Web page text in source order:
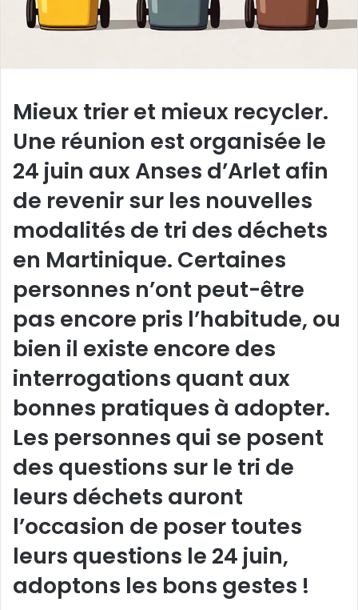
Mieux trier et mieux recycler.
Une réunion est organisée le
24 juin aux Anses d’Arlet afin
de revenir sur les nouvelles
modalités de tri des déchets
en Martinique. Certaines
personnes n’ont peut-être
pas encore pris l’habitude, ou
bien il existe encore des
interrogations quant aux
bonnes pratiques à adopter.
Les personnes qui se posent
des questions sur le tri de
leurs déchets auront
l’occasion de poser toutes
leurs questions le 24 juin,
adoptons les bons gestes !